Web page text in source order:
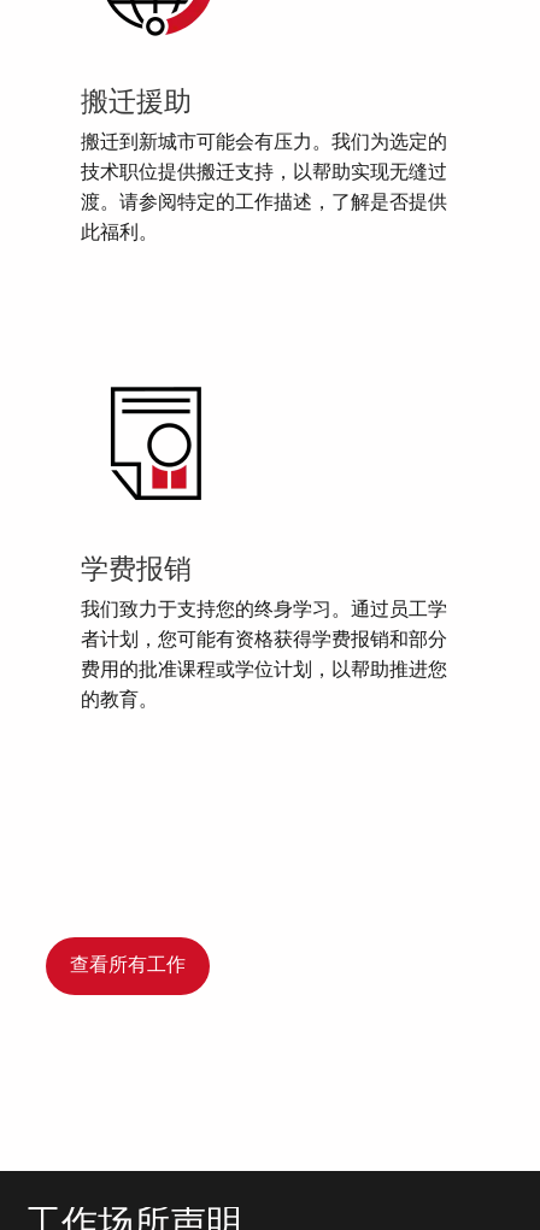
搬迁援助
搬迁到新城市可能会有压力。我们为选定的
技术职位提供搬迁支持，以帮助实现无缝过
渡。请参阅特定的工作描述，了解是否提供
此福利。
学费报销
我们致力于支持您的终身学习。通过员工学
者计划，您可能有资格获得学费报销和部分
费用的批准课程或学位计划，以帮助推进您
的教育。
查看所有工作